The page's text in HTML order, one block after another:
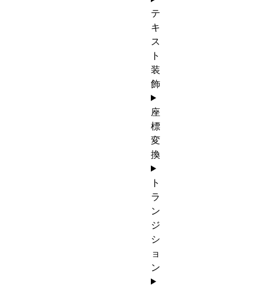
テ
キ
ス
ト
装
飾
座
標
変
換
ト
ラ
ン
ジ
シ
ョ
ン